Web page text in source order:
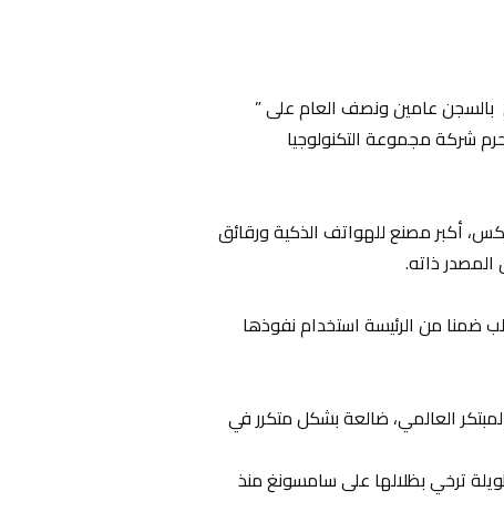
بالسجن عامين ونصف العام على ”
شركة مجموعة التكنولوجيا
أكبر مصنع للهواتف الذكية ورقائق
ذاته.
من الرئيسة استخدام نفوذها
العالمي، ضالعة بشكل متكرر في
ترخي بظلالها على سامسونغ منذ